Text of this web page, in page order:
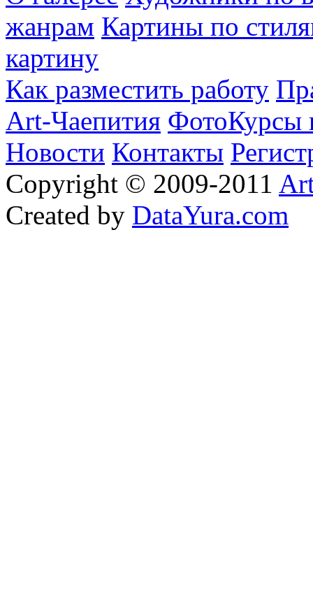
жанрам Картины по
картину
Как разместить работу
Art-Чаепития ФотоКурсы
Новости Контакты
Copyright © 2009-2011
Created by DataYura.com